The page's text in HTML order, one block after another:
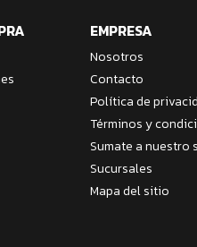
EMPRESA
Nosotros
Contacto
Política de
Términos y
Sumate a nuestro
Sucursales
Mapa del sitio